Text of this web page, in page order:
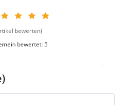
bewerten)
bewertet: 5